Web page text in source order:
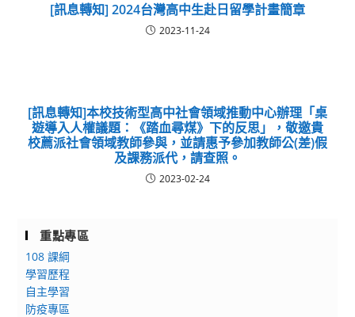
[訊息轉知] 2024台灣高中生赴日留學計畫簡章
2023-11-24
[訊息轉知]本校技術型高中社會領域推動中心辦理「桌
遊導入人權議題：《踏血尋煤》下的反思」，敬邀貴
校薦派社會領域教師參與，並請惠予參加教師公(差)假
及課務派代，請查照。
2023-02-24
重點專區
108 課綱
學習歷程
自主學習
防疫專區